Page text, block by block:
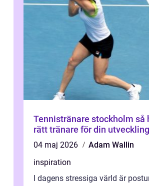
Tennistränare stockholm så hittar du
rätt tränare för din utveckling
04 maj 2026
Adam Wallin
inspiration
I dagens stressiga värld är